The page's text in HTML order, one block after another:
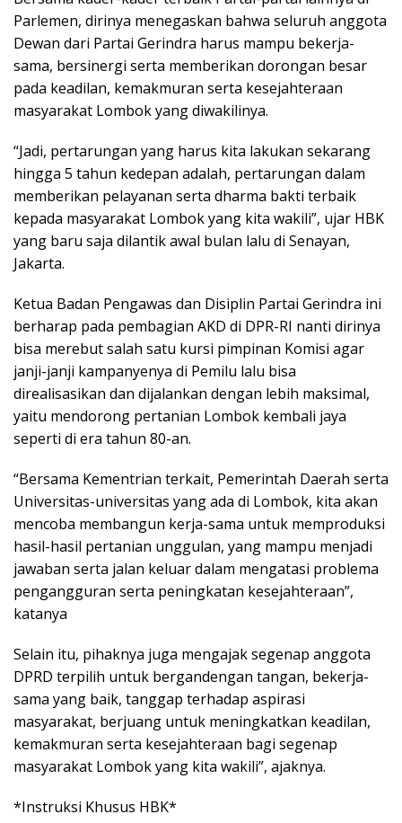
Parlemen, dirinya menegaskan bahwa seluruh anggota
Dewan dari Partai Gerindra harus mampu bekerja-
sama, bersinergi serta memberikan dorongan besar
pada keadilan, kemakmuran serta kesejahteraan
masyarakat Lombok yang diwakilinya.
“Jadi, pertarungan yang harus kita lakukan sekarang
hingga 5 tahun kedepan adalah, pertarungan dalam
memberikan pelayanan serta dharma bakti terbaik
kepada masyarakat Lombok yang kita wakili”, ujar HBK
yang baru saja dilantik awal bulan lalu di Senayan,
Jakarta.
Ketua Badan Pengawas dan Disiplin Partai Gerindra ini
berharap pada pembagian AKD di DPR-RI nanti dirinya
bisa merebut salah satu kursi pimpinan Komisi agar
janji-janji kampanyenya di Pemilu lalu bisa
direalisasikan dan dijalankan dengan lebih maksimal,
yaitu mendorong pertanian Lombok kembali jaya
seperti di era tahun 80-an.
“Bersama Kementrian terkait, Pemerintah Daerah serta
Universitas-universitas yang ada di Lombok, kita akan
mencoba membangun kerja-sama untuk memproduksi
hasil-hasil pertanian unggulan, yang mampu menjadi
jawaban serta jalan keluar dalam mengatasi problema
pengangguran serta peningkatan kesejahteraan”,
katanya
Selain itu, pihaknya juga mengajak segenap anggota
DPRD terpilih untuk bergandengan tangan, bekerja-
sama yang baik, tanggap terhadap aspirasi
masyarakat, berjuang untuk meningkatkan keadilan,
kemakmuran serta kesejahteraan bagi segenap
masyarakat Lombok yang kita wakili”, ajaknya.
*Instruksi Khusus HBK*